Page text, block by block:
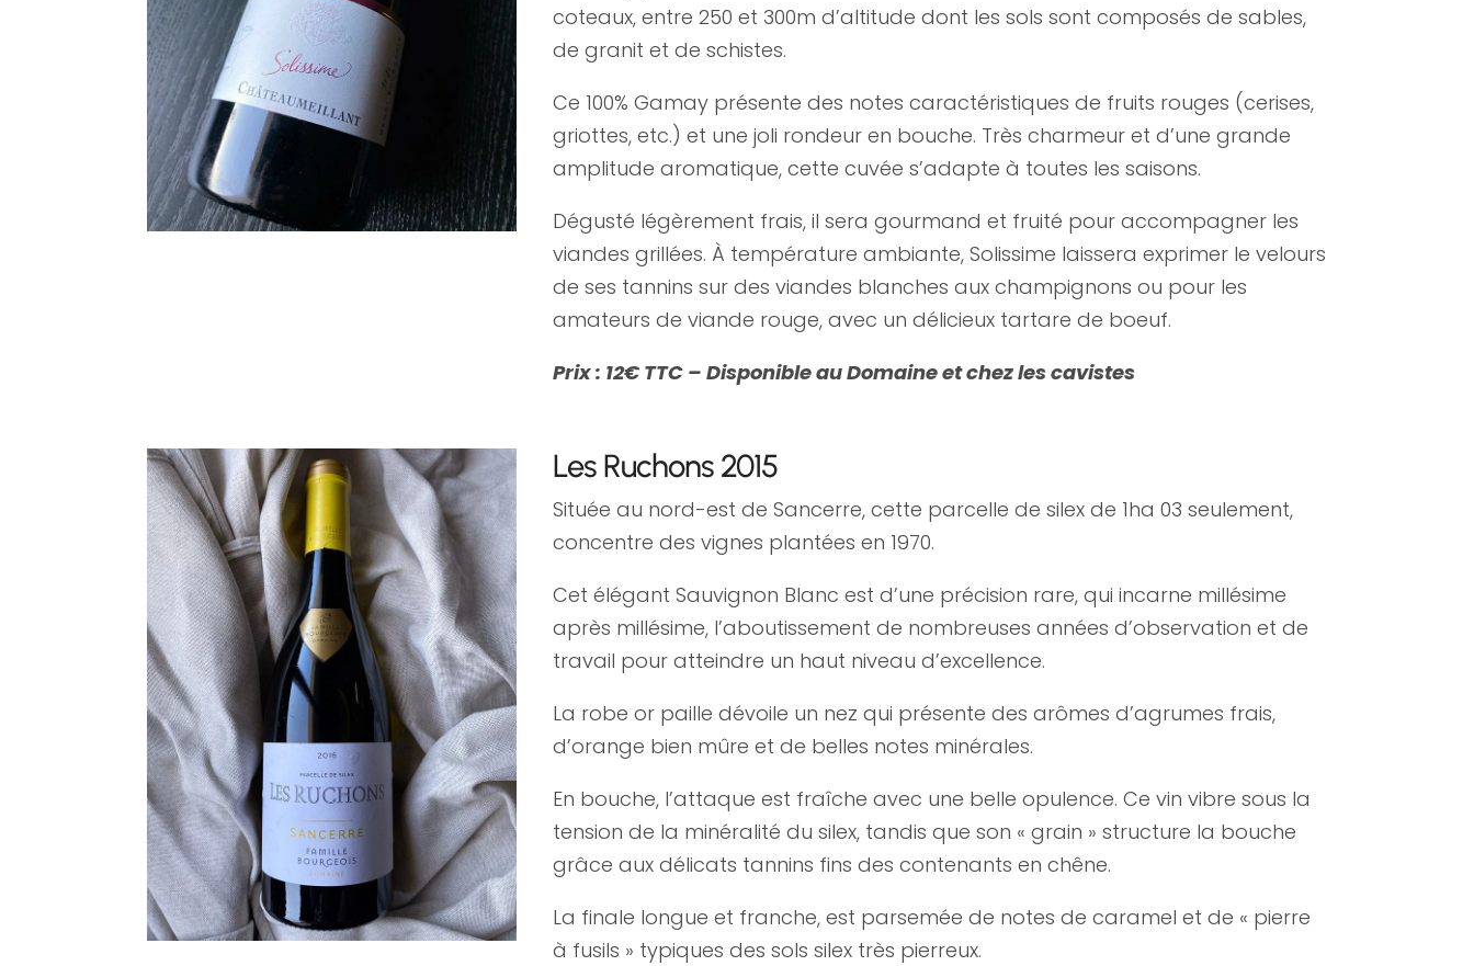
coteaux, entre 250 et 300m d’altitude dont les sols sont composés de sables,
de granit et de schistes.
Ce 100% Gamay présente des notes caractéristiques de fruits rouges (cerises,
griottes, etc.) et une joli rondeur en bouche. Très charmeur et d’une grande
amplitude aromatique, cette cuvée s’adapte à toutes les saisons.
Dégusté légèrement frais, il sera gourmand et fruité pour accompagner les
viandes grillées. À température ambiante, Solissime laissera exprimer le velours
de ses tannins sur des viandes blanches aux champignons ou pour les
amateurs de viande rouge, avec un délicieux tartare de boeuf.
Prix : 12€ TTC – Disponible au Domaine et chez les cavistes
Les Ruchons 2015
Située au nord-est de Sancerre, cette parcelle de silex de 1ha 03 seulement,
concentre des vignes plantées en 1970.
Cet élégant Sauvignon Blanc est d’une précision rare, qui incarne millésime
après millésime, l’aboutissement de nombreuses années d’observation et de
travail pour atteindre un haut niveau d’excellence.
La robe or paille dévoile un nez qui présente des arômes d’agrumes frais,
d’orange bien mûre et de belles notes minérales.
En bouche, l’attaque est fraîche avec une belle opulence. Ce vin vibre sous la
tension de la minéralité du silex, tandis que son « grain » structure la bouche
grâce aux délicats tannins fins des contenants en chêne.
La finale longue et franche, est parsemée de notes de caramel et de « pierre
à fusils » typiques des sols silex très pierreux.